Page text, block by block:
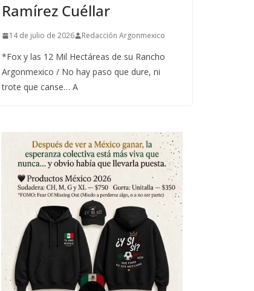
Ramírez Cuéllar
14 de julio de 2026 Redacción Argonmexico
*Fox y las 12 Mil Hectáreas de su Rancho
Argonmexico / No hay paso que dure, ni
trote que canse… A